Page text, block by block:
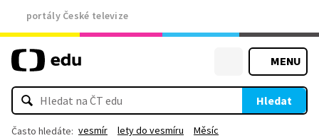
portály České televize
MENU
Hledat
Často hledáte: vesmír lety do vesmíru Měsíc